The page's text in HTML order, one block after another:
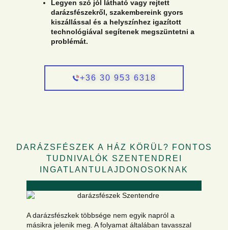
Legyen szó jól látható vagy rejtett
darázsfészekről, szakembereink gyors
kiszállással és a helyszínhez igazított
technológiával segítenek megszüntetni a
problémát.
+36 30 953 6318
DARÁZSFÉSZEK A HÁZ KÖRÜL? FONTOS
TUDNIVALÓK SZENTENDREI
INGATLANTULAJDONOSOKNAK
A darázsfészkek többsége nem egyik napról a
másikra jelenik meg. A folyamat általában tavasszal